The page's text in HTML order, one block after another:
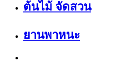
ต้นไม้ จัดสวน
ยานพาหนะ